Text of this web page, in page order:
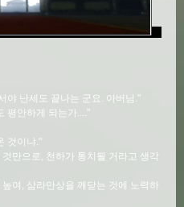
야 난세도 끝나는 군요. 아버님."
안하게 되는가...."
것이냐."
으로, 천하가 통치될 거라고 생각
, 삼라만상을 깨닫는 것에 노력하